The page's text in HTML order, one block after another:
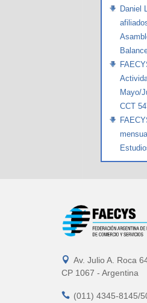
Daniel
Mayo/
CCT
 Av. Julio A. Roca
CP 1067 - Argentina
 (011) 4345-8145/